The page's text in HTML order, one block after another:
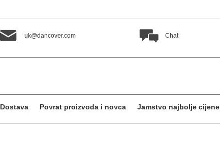
uk@dancover.com Chat
Dostava Povrat proizvoda i novca Jamstvo najbolje cijene